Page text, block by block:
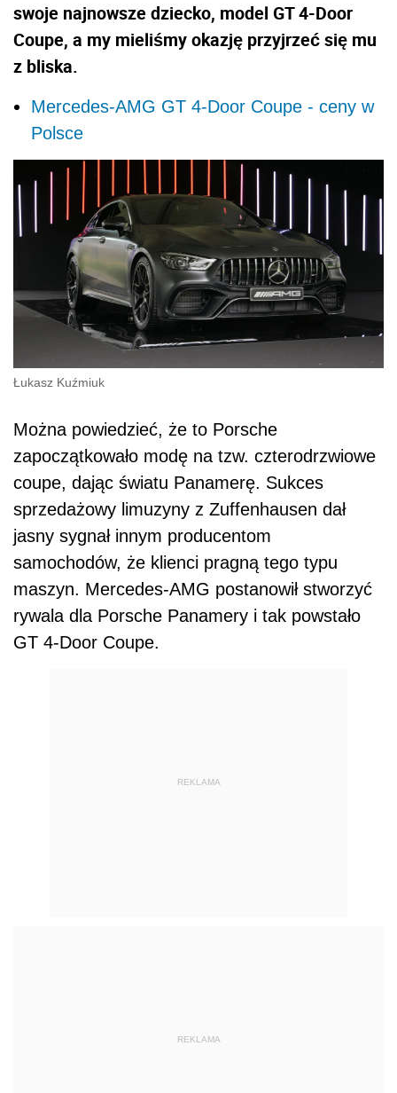
swoje najnowsze dziecko, model GT 4-Door
Coupe, a my mieliśmy okazję przyjrzeć się mu
z bliska.
Mercedes-AMG GT 4-Door Coupe - ceny w
Polsce
Łukasz Kuźmiuk
Można powiedzieć, że to Porsche
zapoczątkowało modę na tzw. czterodrzwiowe
coupe, dając światu Panamerę. Sukces
sprzedażowy limuzyny z Zuffenhausen dał
jasny sygnał innym producentom
samochodów, że klienci pragną tego typu
maszyn. Mercedes-AMG postanowił stworzyć
rywala dla Porsche Panamery i tak powstało
GT 4-Door Coupe.
REKLAMA
REKLAMA